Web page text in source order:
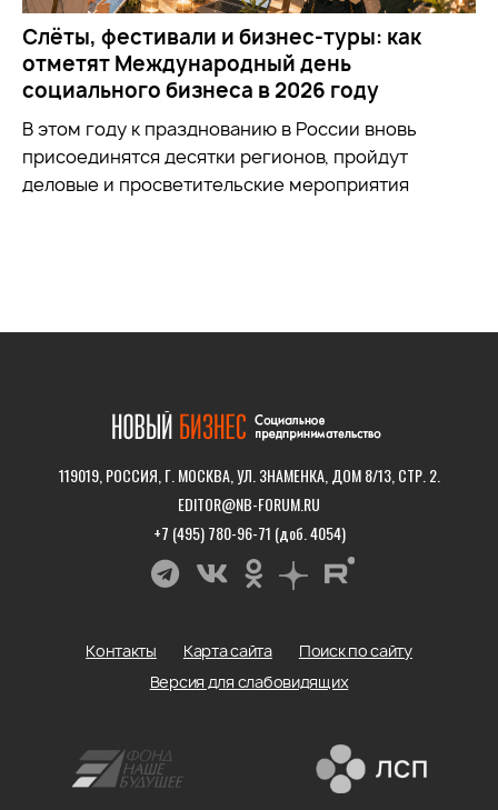
Слёты, фестивали и бизнес-туры: как
отметят Международный день
социального бизнеса в 2026 году
В этом году к празднованию в России вновь
присоединятся десятки регионов, пройдут
деловые и просветительские мероприятия
119019, РОССИЯ, Г. МОСКВА, УЛ. ЗНАМЕНКА, ДОМ 8/13, СТР. 2.
EDITOR@NB-FORUM.RU
+7 (495) 780-96-71 (доб. 4054)
Контакты Карта сайта
Поиск по сайту
Версия для слабовидящих